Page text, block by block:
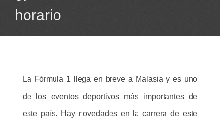
horario
La Fórmula 1 llega en breve a Malasia y es uno
de los eventos deportivos más importantes de
este país. Hay novedades en la carrera de este